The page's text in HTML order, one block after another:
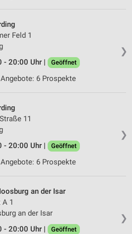
❯
Feld 1
- 20:00 Uhr |
Geöffnet
6 Prospekte
❯
11
- 20:00 Uhr |
Geöffnet
6 Prospekte
❯
an der Isar
A 1
an der Isar
- 20:00 Uhr |
Geöffnet